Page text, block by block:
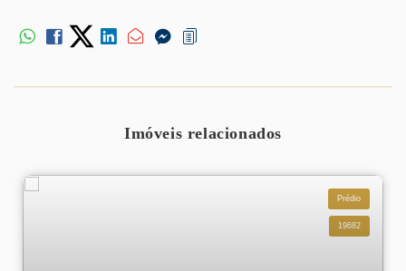
Imóveis relacionados
Prédio
19682